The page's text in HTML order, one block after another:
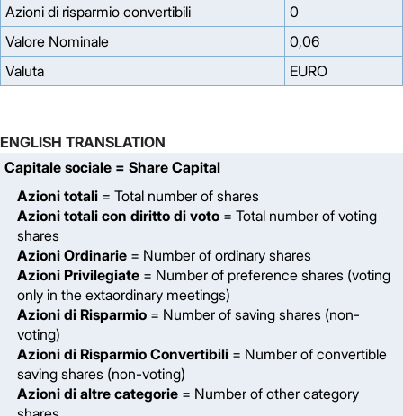
Azioni di risparmio convertibili
0
Valore Nominale
0,06
Valuta
EURO
ENGLISH TRANSLATION
Capitale sociale = Share Capital
Azioni totali = Total number of shares
Azioni totali con diritto di voto = Total number of voting
shares
Azioni Ordinarie = Number of ordinary shares
Azioni Privilegiate = Number of preference shares (voting
only in the extaordinary meetings)
Azioni di Risparmio = Number of saving shares (non-
voting)
Azioni di Risparmio Convertibili = Number of convertible
saving shares (non-voting)
Azioni di altre categorie = Number of other category